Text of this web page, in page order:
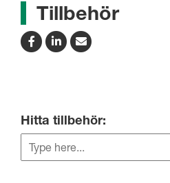
Tillbehör
Hitta tillbehör: